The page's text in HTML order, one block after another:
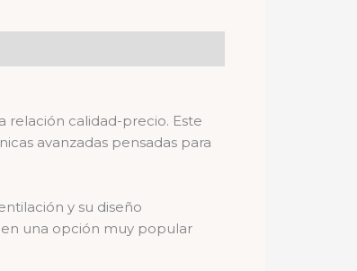
relación calidad-precio. Este
avanzadas pensadas para
y su diseño
una opción muy popular